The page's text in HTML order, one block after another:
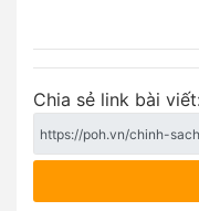
Chia sẻ link bài viết: